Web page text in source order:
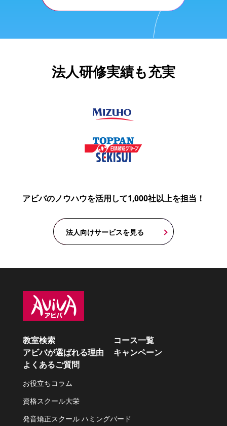
法人研修実績も充実
アビバのノウハウを活用して1,000社以上を担当！
法人向けサービスを見る
教室検索
コース一覧
アビバが選ばれる理由
キャンペーン
よくあるご質問
お役立ちコラム
資格スクール大栄
発音矯正スクール ハミングバード